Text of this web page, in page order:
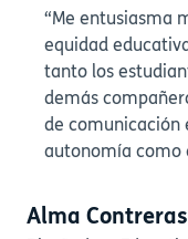
“Me entusiasma
equidad
tanto los
demás
de comunicación
autonomía como
Alma Contreras